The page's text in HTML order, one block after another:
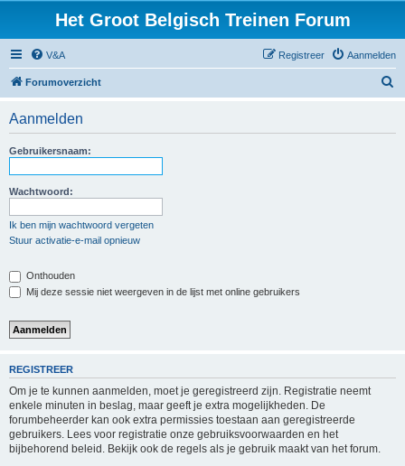
Het Groot Belgisch Treinen Forum
V&A Aanmelden
Registreer
Forumoverzicht
Aanmelden
Gebruikersnaam:
Wachtwoord:
Ik ben mijn wachtwoord vergeten
Stuur activatie-e-mail opnieuw
Onthouden
Mij deze sessie niet weergeven in de lijst met online gebruikers
REGISTREER
Om je te kunnen aanmelden, moet je geregistreerd zijn. Registratie neemt
enkele minuten in beslag, maar geeft je extra mogelijkheden. De
forumbeheerder kan ook extra permissies toestaan aan geregistreerde
gebruikers. Lees voor registratie onze gebruiksvoorwaarden en het
bijbehorend beleid. Bekijk ook de regels als je gebruik maakt van het forum.